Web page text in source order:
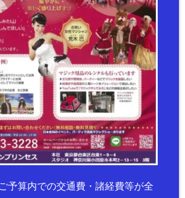
予算内での交通費・諸経費等が全